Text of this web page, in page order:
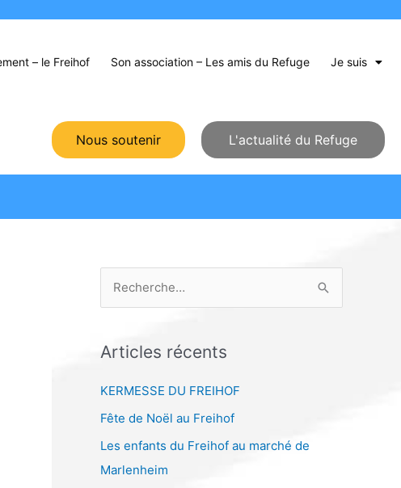
– le Freihof Son association – Les amis du Refuge Je suis
Nous soutenir L'actualité du Refuge
h
e
r
Articles récents
KERMESSE DU FREIHOF
Fête de Noël au Freihof
Les enfants du Freihof au marché de
Marlenheim